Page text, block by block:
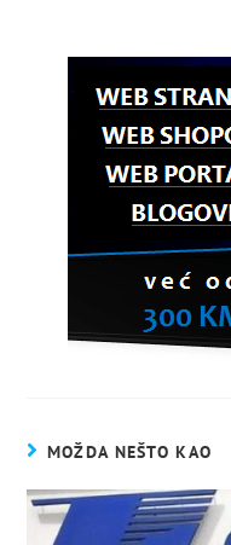
MOŽDA NEŠTO KAO